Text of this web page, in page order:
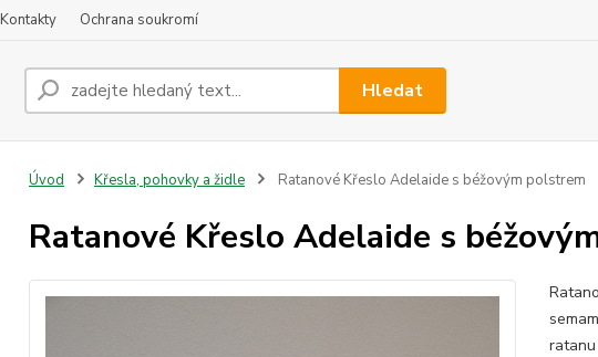
Kontakty Ochrana soukromí
Hledat
Úvod Křesla, pohovky a židle Ratanové Křeslo Adelaide s béžovým polstrem
Ratanové Křeslo Adelaide s